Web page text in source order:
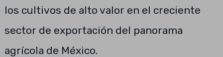
los cultivos de alto valor en el creciente
sector de exportación del panorama
agrícola de México.